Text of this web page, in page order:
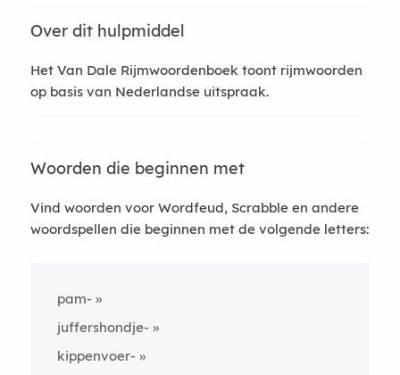
Over dit hulpmiddel
Het Van Dale Rijmwoordenboek toont rijmwoorden
op basis van Nederlandse uitspraak.
Woorden die beginnen met
Vind woorden voor Wordfeud, Scrabble en andere
woordspellen die beginnen met de volgende letters:
pam-
juffershondje-
kippenvoer-